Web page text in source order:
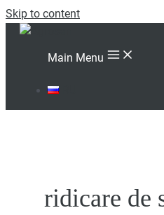
Skip to content
Main Menu
ridicare de